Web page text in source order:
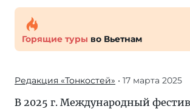
Горящие туры во Вьетнам
Редакция «Тонкостей» • 17 марта 2025
В 2025 г. Международный